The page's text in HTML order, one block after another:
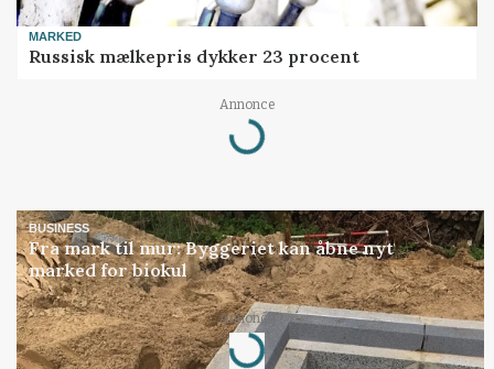
MARKED
Russisk mælkepris dykker 23 procent
Annonce
Loading...
BUSINESS
Fra mark til mur: Byggeriet kan åbne nyt
marked for biokul
Annonce
Loading...